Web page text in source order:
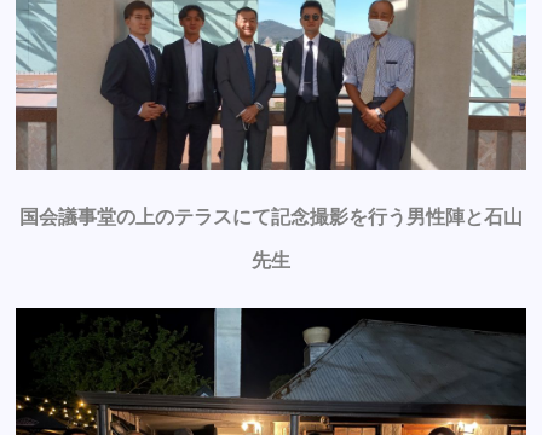
国会議事堂の上のテラスにて記念撮影を行う男性陣と石山
先生